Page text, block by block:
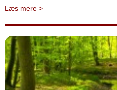
Læs mere >